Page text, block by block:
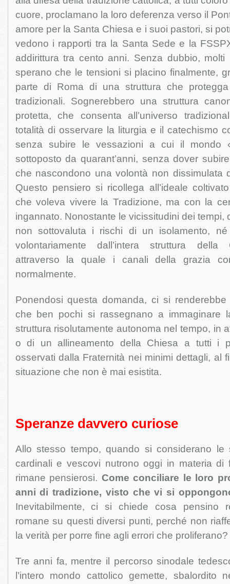
cuore, proclamano la loro deferenza verso il
amore per la Santa Chiesa e i suoi pastori, si
vedono i rapporti tra la Santa Sede e la
addirittura tra cento anni. Senza dubbio, molti
sperano che le tensioni si placino finalmente,
parte di Roma di una struttura che
tradizionali. Sognerebbero una struttura
protetta, che consenta all’universo
totalità di osservare la liturgia e il catechismo
senza subire le vessazioni a cui il mondo
sottoposto da quarant’anni, senza dover
che nascondono una volontà non dissimulata
Questo pensiero si ricollega all’ideale
che voleva vivere la Tradizione, ma con la
ingannato. Nonostante le vicissitudini dei tempi,
non sottovaluta i rischi di un isolamento,
volontariamente dall’intera struttura della
attraverso la quale i canali della grazia
normalmente.
Ponendosi questa domanda, ci si renderebbe
che ben pochi si rassegnano a immaginare
struttura risolutamente autonoma nel tempo, in
o di un allineamento della Chiesa a tutti i
osservati dalla Fraternità nei minimi dettagli, al
situazione che non è mai esistita.
Speranze davvero curiose
Allo stesso tempo, quando si considerano le
cardinali e vescovi nutrono oggi in materia
rimane pensierosi. Come conciliare le loro
anni di tradizione, visto che vi si
Inevitabilmente, ci si chiede cosa pensino
romane su questi diversi punti, perché non
la verità per porre fine agli errori che proliferano?
Tre anni fa, mentre il percorso sinodale
l’intero mondo cattolico gemette, sbalordito